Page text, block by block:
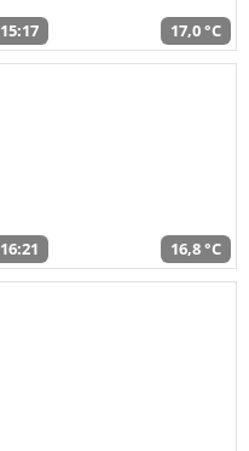
15:17 17,0 °C
16:21 16,8 °C